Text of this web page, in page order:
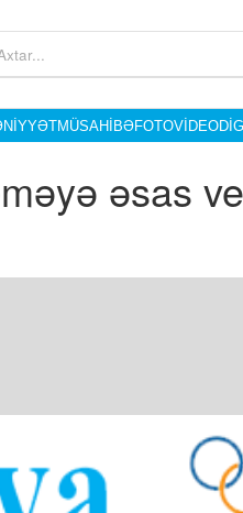
MÜSAHIBƏFOTOVIDEO
əsas